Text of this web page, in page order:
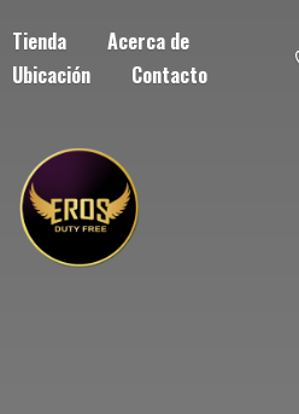
Tienda
Acerca de
Ubicación
Contacto